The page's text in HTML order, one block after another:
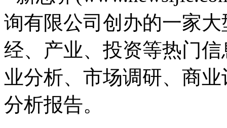
询有限公司创办的一家
经、产业、投资等热门
业分析、市场调研、商
分析报告。